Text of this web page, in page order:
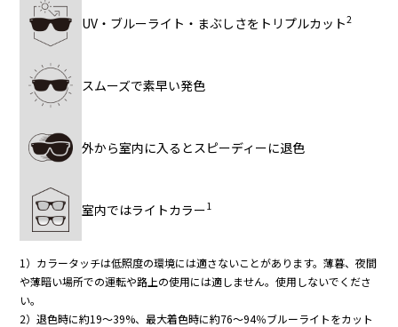
UV・ブルーライト・まぶしさをトリプルカット2
スムーズで素早い発色
外から室内に入るとスピーディーに退色
室内ではライトカラー1
1）カラータッチは低照度の環境には適さないことがあります。薄暮、夜間
や薄暗い場所での運転や路上の使用には適しません。使用しないでくださ
い。
2）退色時に約19～39%、最大着色時に約76～94％ブルーライトをカット